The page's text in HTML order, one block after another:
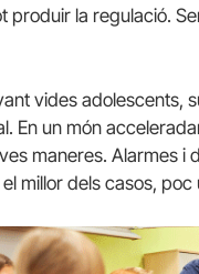
produir la regulació.
vides adolescents,
En un món
maneres. Alarmes i
millor dels casos, poc